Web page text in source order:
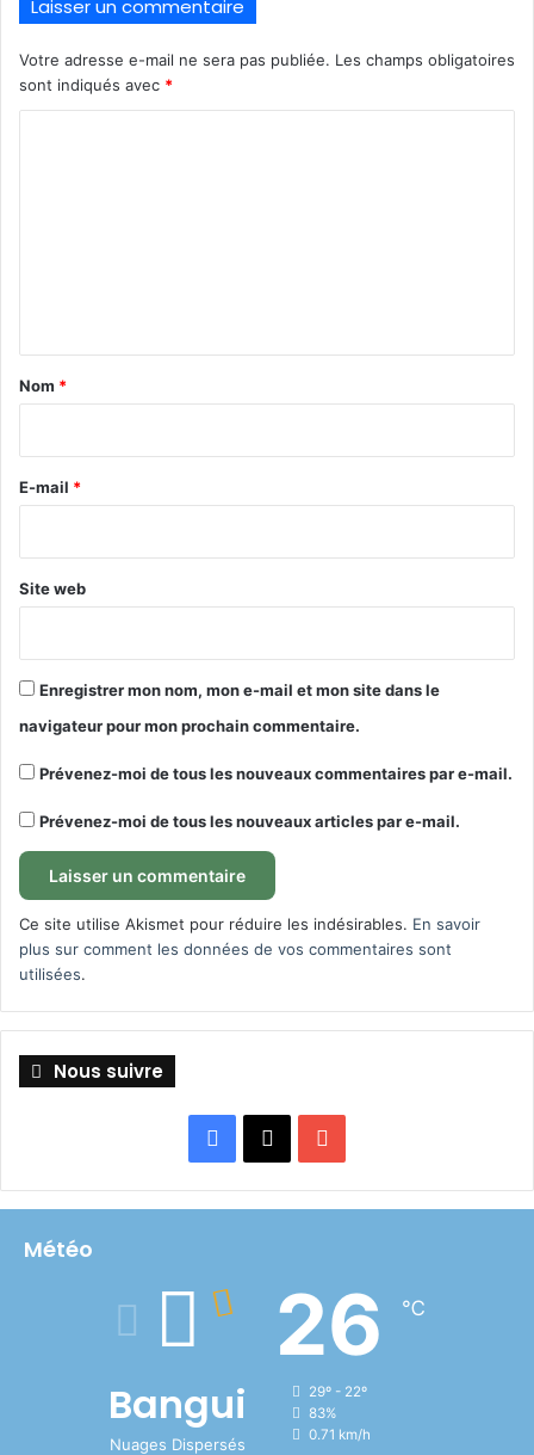
Laisser un commentaire
Votre adresse e-mail ne sera pas publiée. Les champs obligatoires
sont indiqués avec *
a
e
Nom *
E-mail *
Site web
Enregistrer mon nom, mon e-mail et mon site dans le
navigateur pour mon prochain commentaire.
Prévenez-moi de tous les nouveaux commentaires par e-mail.
Prévenez-moi de tous les nouveaux articles par e-mail.
Ce site utilise Akismet pour réduire les indésirables. En savoir
plus sur comment les données de vos commentaires sont
utilisées.
Nous suivre
Facebook
X
Météo
Bangui
Nuages Dispersés
26 ℃
29º - 22º
83%
0.71 km/h